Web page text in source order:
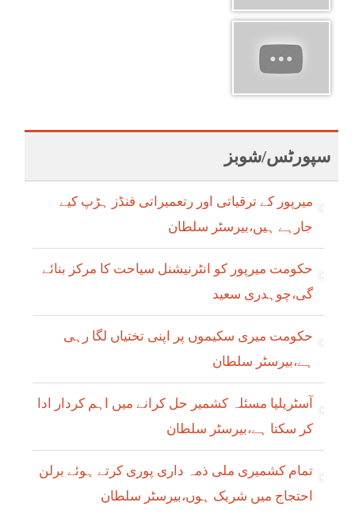
سپورٹس/شوبز
میرپور کے ترقیاتی اور رتعمیراتی فنڈز ہڑپ کیے
جارہے ہیں،بیرسٹر سلطان
حکومت میرپور کو انٹرنیشنل سیاحت کا مرکز بنائے
گی،چوہدری سعید
حکومت میری سکیموں پر اپنی تختیاں لگا رہی
ہے،بیرسٹر سلطان
آسٹریلیا مسئلہ کشمیر حل کرانے میں اہم کردار ادا
کر سکتا ہے،بیرسٹر سلطان
تمام کشمیری ملی ذمہ داری پوری کرتے ہوئے برلن
احتجاج میں شریک ہوں،بیرسٹر سلطان